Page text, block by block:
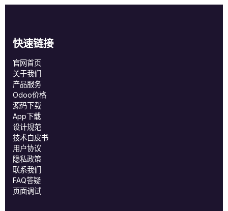
快速链接
官网首页
关于我们
产品服务
Odoo价格
源码下载
App下载
设计规范
技术白皮书
用户协议
‎隐私政策‎
联系我们
FAQ答疑
页面调试